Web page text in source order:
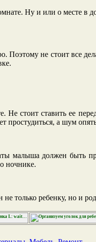
Ну и или о месте в
Поэтому не стоит все
Не стоит ставить ее
простудиться, а шум
малыша должен быть
ночнике.
только ребенку, но и
L: wait…